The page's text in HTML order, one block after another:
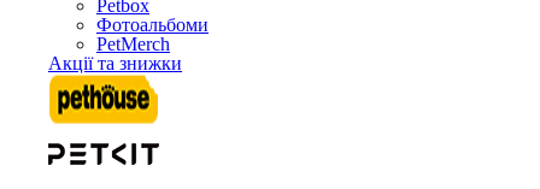
Petbox
Фотоальбоми
PetMerch
Акції та знижки